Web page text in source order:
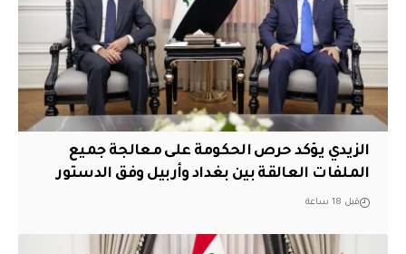
الزيدي يؤكد حرص الحكومة على معالجة جميع
الملفات العالقة بين بغداد وأربيل وفق الدستور
قبل 18 ساعة